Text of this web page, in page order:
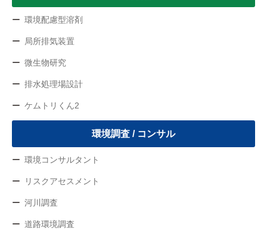
環境配慮型溶剤
局所排気装置
微生物研究
排水処理場設計
ケムトリくん2
環境調査 / コンサル
環境コンサルタント
リスクアセスメント
河川調査
道路環境調査